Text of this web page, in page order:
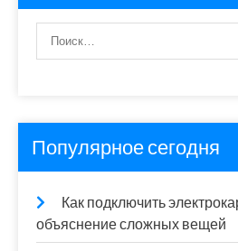
Популярное сегодня
Как подключить
объяснение сложных вещей